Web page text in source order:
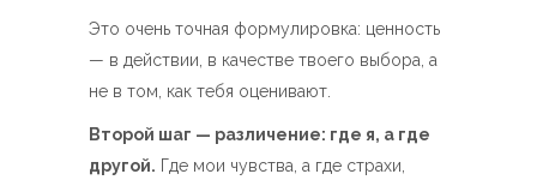
Это очень точная формулировка: ценность
— в действии, в качестве твоего выбора, а
не в том, как тебя оценивают.
Второй шаг — различение: где я, а где
другой. Где мои чувства, а где страхи,